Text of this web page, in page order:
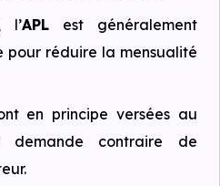
l’APL est généralement
pour réduire la mensualité
en principe versées au
demande contraire de